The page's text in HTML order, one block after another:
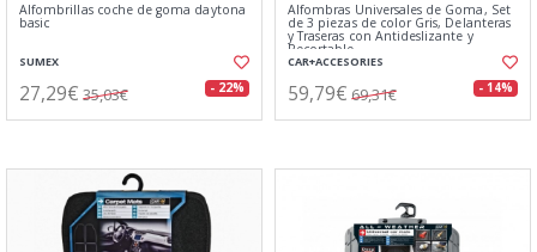
Alfombrillas coche de goma daytona
basic
SUMEX
27,29€ 35,03€ - 22%
Alfombras Universales de Goma, Set
de 3 piezas de color Gris, Delanteras
y Traseras con Antideslizante y
Recortable
CAR+ACCESORIES
59,79€ 69,31€ - 14%